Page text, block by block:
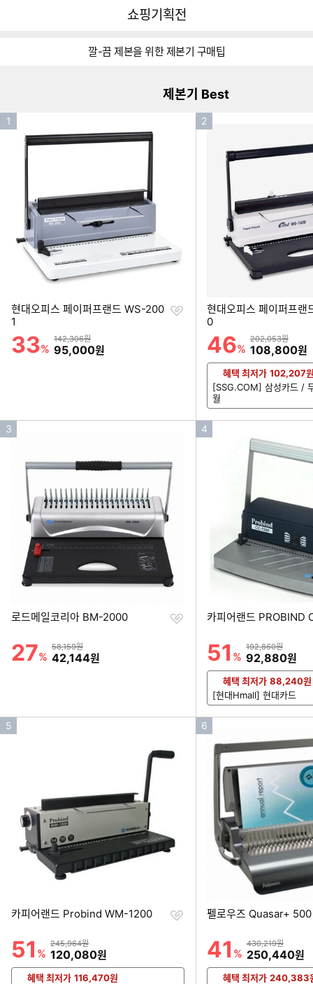
다나와
쇼핑기획전
깔-끔 제본을 위한 제본기 구매팁
제본기 Best
인1
현대오피스 페이퍼프랜드 WS-200
1
할인률
33%
상품금액
142,306원
할인금액
95,000원
찜
인
2
현대오피스 페이퍼프
0
할인률
46%
상품금액
202,053원
할인금액
108,800원
혜택 최저가 102,207
[SSG.COM] 삼성카드 /
월
인
3
로드메일코리아 BM-2000
할인률
27%
상품금액
58,159원
할인금액
42,144원
찜
인
4
카피어랜드
할인률
51 %
상품금액
192,860원
할인금액
92,880원
혜택 최저가 88,240원
[현대Hmall] 현대카드
인
5
카피어랜드 Probind WM-1200
할인률
51 %
상품금액
245,964원
할인금액
120,080원
찜
혜택 최저가 116,470원
인
6
펠로우즈 Quasar+ 500
할인률
41 %
상품금액
430,219원
할인금액
250,440원
혜택 최저가 240,383